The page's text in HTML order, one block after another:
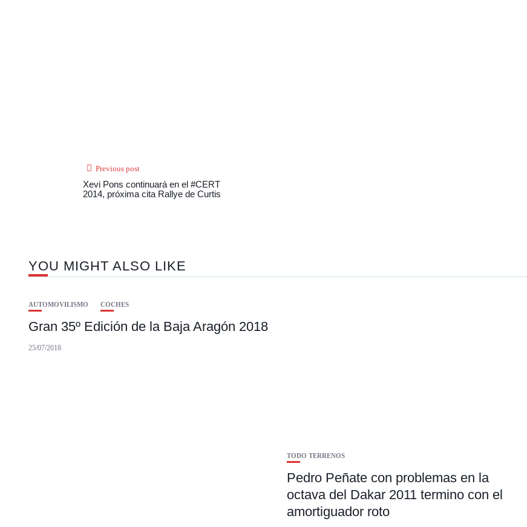
Previous post
Xevi Pons continuará en el #CERT
2014, próxima cita Rallye de Curtis
YOU MIGHT ALSO LIKE
AUTOMOVILISMO COCHES
Gran 35º Edición de la Baja Aragón 2018
25/07/2018
TODO TERRENOS
Pedro Peñate con problemas en la
octava del Dakar 2011 termino con el
amortiguador roto